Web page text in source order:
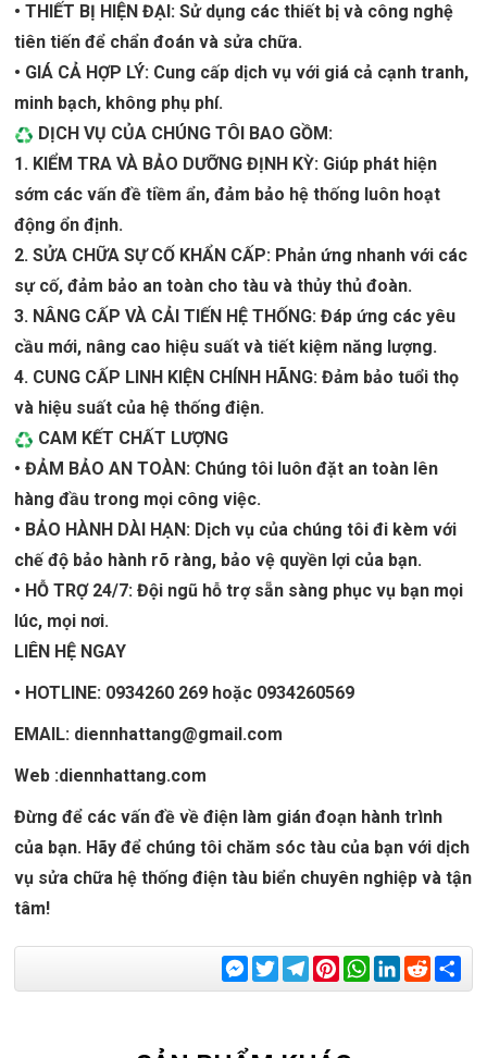
• THIẾT BỊ HIỆN ĐẠI: Sử dụng các thiết bị và công nghệ
tiên tiến để chẩn đoán và sửa chữa.
• GIÁ CẢ HỢP LÝ: Cung cấp dịch vụ với giá cả cạnh tranh,
minh bạch, không phụ phí.
DỊCH VỤ CỦA CHÚNG TÔI BAO GỒM:
1. KIỂM TRA VÀ BẢO DƯỠNG ĐỊNH KỲ: Giúp phát hiện
sớm các vấn đề tiềm ẩn, đảm bảo hệ thống luôn hoạt
động ổn định.
2. SỬA CHỮA SỰ CỐ KHẨN CẤP: Phản ứng nhanh với các
sự cố, đảm bảo an toàn cho tàu và thủy thủ đoàn.
3. NÂNG CẤP VÀ CẢI TIẾN HỆ THỐNG: Đáp ứng các yêu
cầu mới, nâng cao hiệu suất và tiết kiệm năng lượng.
4. CUNG CẤP LINH KIỆN CHÍNH HÃNG: Đảm bảo tuổi thọ
và hiệu suất của hệ thống điện.
CAM KẾT CHẤT LƯỢNG
• ĐẢM BẢO AN TOÀN: Chúng tôi luôn đặt an toàn lên
hàng đầu trong mọi công việc.
• BẢO HÀNH DÀI HẠN: Dịch vụ của chúng tôi đi kèm với
chế độ bảo hành rõ ràng, bảo vệ quyền lợi của bạn.
• HỖ TRỢ 24/7: Đội ngũ hỗ trợ sẵn sàng phục vụ bạn mọi
lúc, mọi nơi.
LIÊN HỆ NGAY
• HOTLINE: 0934260 269 hoặc 0934260569
EMAIL: diennhattang@gmail.com
Web :diennhattang.com
Đừng để các vấn đề về điện làm gián đoạn hành trình
của bạn. Hãy để chúng tôi chăm sóc tàu của bạn với dịch
vụ sửa chữa hệ thống điện tàu biển chuyên nghiệp và tận
tâm!
Messenger
TwitterTelegram
Pinterest
WhatsApp
LinkedIn
Reddit